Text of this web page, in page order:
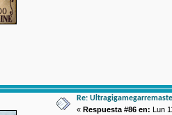
Re:
«Respuesta #86 en: Lun